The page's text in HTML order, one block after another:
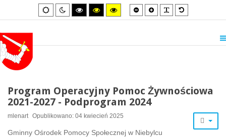
Default
mode
Night
mode
High
contrast
High
contrast
High
contrast
Smaller
font
Larger
font
Default
font
Program Operacyjny Pomoc Żywnościowa
2021-2027 - Podprogram 2024
mlenart Opublikowano: 04 kwiecień 2025
Gminny Ośrodek Pomocy Społecznej w Niebylcu